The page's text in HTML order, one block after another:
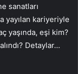
sanatları
yayılan kariyeriyle
yaşında, eşi kim?
Detaylar…